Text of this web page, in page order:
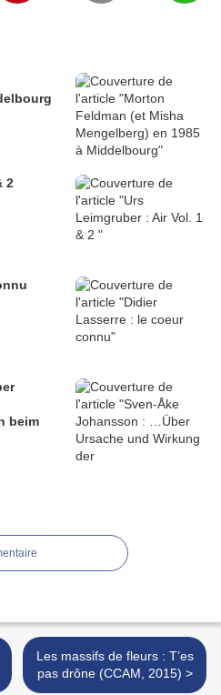
2
beim
Les massifs de fleurs : T’es
pas drône (CCAM, 2015) >